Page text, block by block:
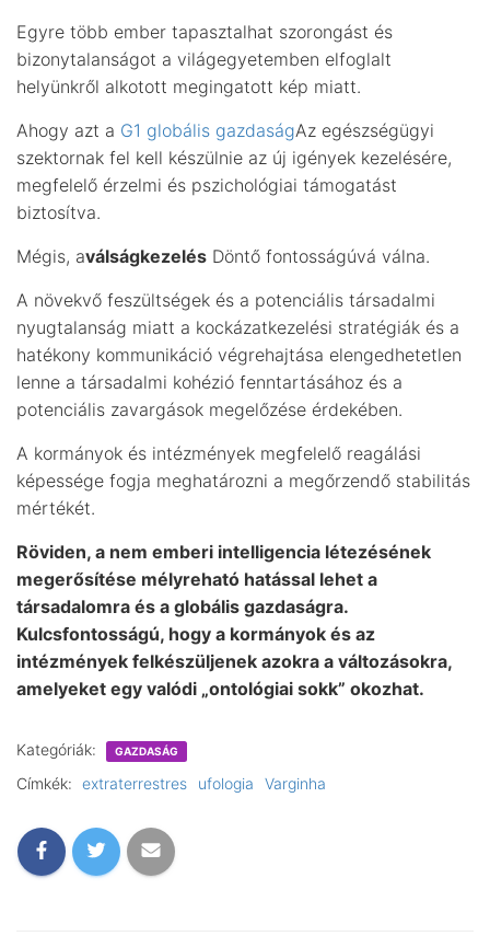
Egyre több ember tapasztalhat szorongást és
bizonytalanságot a világegyetemben elfoglalt
helyünkről alkotott megingatott kép miatt.
Ahogy azt a G1 globális gazdaságAz egészségügyi
szektornak fel kell készülnie az új igények kezelésére,
megfelelő érzelmi és pszichológiai támogatást
biztosítva.
Mégis, aválságkezelés Döntő fontosságúvá válna.
A növekvő feszültségek és a potenciális társadalmi
nyugtalanság miatt a kockázatkezelési stratégiák és a
hatékony kommunikáció végrehajtása elengedhetetlen
lenne a társadalmi kohézió fenntartásához és a
potenciális zavargások megelőzése érdekében.
A kormányok és intézmények megfelelő reagálási
képessége fogja meghatározni a megőrzendő stabilitás
mértékét.
Röviden, a nem emberi intelligencia létezésének
megerősítése mélyreható hatással lehet a
társadalomra és a globális gazdaságra.
Kulcsfontosságú, hogy a kormányok és az
intézmények felkészüljenek azokra a változásokra,
amelyeket egy valódi „ontológiai sokk” okozhat.
Kategóriák: GAZDASÁG
Címkék: extraterrestres ufologia Varginha